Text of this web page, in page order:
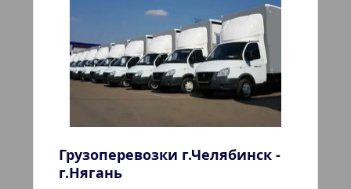
Грузоперевозки г.Челябинск -
г.Нягань